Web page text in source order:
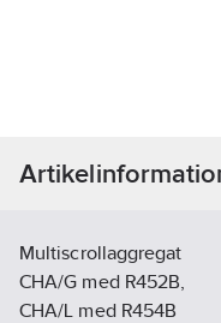
Multiscrollaggregat
CHA/G med R452B,
CHA/L med R454B